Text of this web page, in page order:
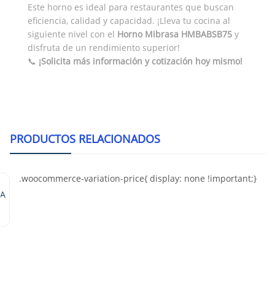
Este horno es ideal para restaurantes que buscan
eficiencia, calidad y capacidad. ¡Lleva tu cocina al
siguiente nivel con el Horno Mibrasa HMBABSB75 y
disfruta de un rendimiento superior!
📞 ¡Solicita más información y cotización hoy mismo!
PRODUCTOS RELACIONADOS